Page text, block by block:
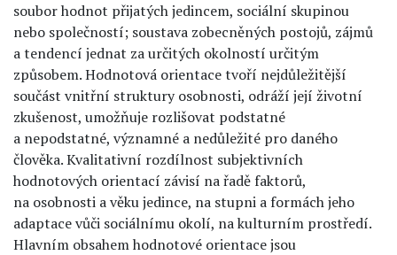
soubor hodnot přijatých jedincem, sociální skupinou
nebo společností; soustava zobecněných postojů, zájmů
a tendencí jednat za určitých okolností určitým
způsobem. Hodnotová orientace tvoří nejdůležitější
součást vnitřní struktury osobnosti, odráží její životní
zkušenost, umožňuje rozlišovat podstatné
a nepodstatné, významné a nedůležité pro daného
člověka. Kvalitativní rozdílnost subjektivních
hodnotových orientací závisí na řadě faktorů,
na osobnosti a věku jedince, na stupni a formách jeho
adaptace vůči sociálnímu okolí, na kulturním prostředí.
Hlavním obsahem hodnotové orientace jsou